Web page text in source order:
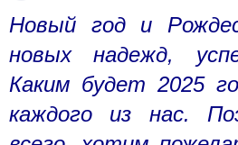
Новый год и
новых надежд,
Каким будет 2025
каждого из нас.